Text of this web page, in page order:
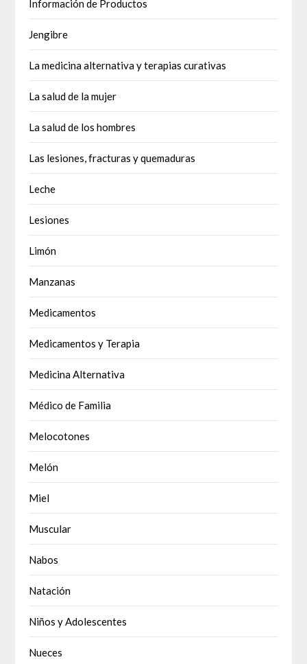
Información de Productos
Jengibre
La medicina alternativa y terapias curativas
La salud de la mujer
La salud de los hombres
Las lesiones, fracturas y quemaduras
Leche
Lesiones
Limón
Manzanas
Medicamentos
Medicamentos y Terapia
Medicina Alternativa
Médico de Familia
Melocotones
Melón
Miel
Muscular
Nabos
Natación
Niños y Adolescentes
Nueces